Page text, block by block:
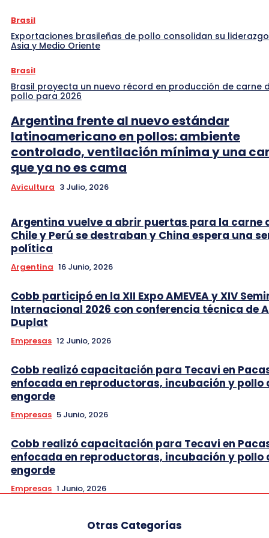
Brasil
Exportaciones brasileñas de pollo consolidan su
Asia y Medio Oriente
Brasil
Brasil proyecta un nuevo récord en producción de carne
pollo para 2026
Argentina frente al nuevo estándar
latinoamericano en pollos: ambiente
controlado, ventilación mínima y una
que ya no es cama
Avicultura 3 Julio, 2026
Argentina vuelve a abrir puertas para la carne
Chile y Perú se destraban y China espera una
política
Argentina 16 Junio, 2026
Cobb participó en la XII Expo AMEVEA y XIV
Internacional 2026 con conferencia técnica de
Duplat
Empresas 12 Junio, 2026
Cobb realizó capacitación para Tecavi en
enfocada en reproductoras, incubación y pollo
engorde
Empresas 5 Junio, 2026
Cobb realizó capacitación para Tecavi en
enfocada en reproductoras, incubación y pollo
engorde
Empresas 1 Junio, 2026
Otras Categorías